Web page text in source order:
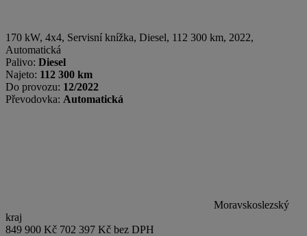
170 kW, 4x4, Servisní knížka, Diesel, 112 300 km, 2022,
Automatická
Palivo: Diesel
Najeto: 112 300 km
Do provozu: 12/2022
Převodovka: Automatická
Moravskoslezský
kraj
849 900 Kč 702 397 Kč bez DPH